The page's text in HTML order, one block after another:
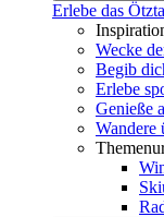
Erlebe das
Wecke
Begib
Erlebe
Genieße
Wandere